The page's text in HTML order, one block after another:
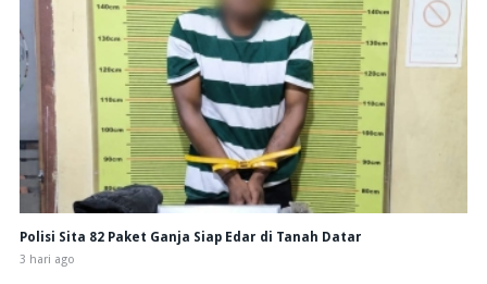
Polisi Sita 82 Paket Ganja Siap Edar di Tanah Datar
3 hari ago